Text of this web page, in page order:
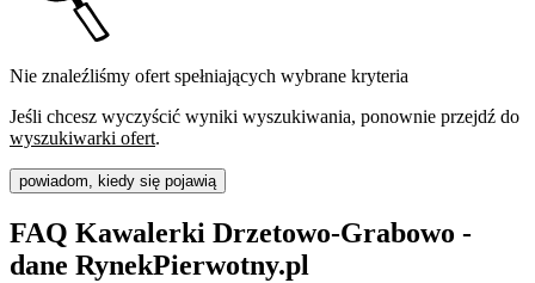
Nie znaleźliśmy ofert spełniających wybrane kryteria
Jeśli chcesz wyczyścić wyniki wyszukiwania, ponownie przejdź do
wyszukiwarki ofert.
powiadom, kiedy się pojawią
FAQ Kawalerki Drzetowo-Grabowo -
dane RynekPierwotny.pl